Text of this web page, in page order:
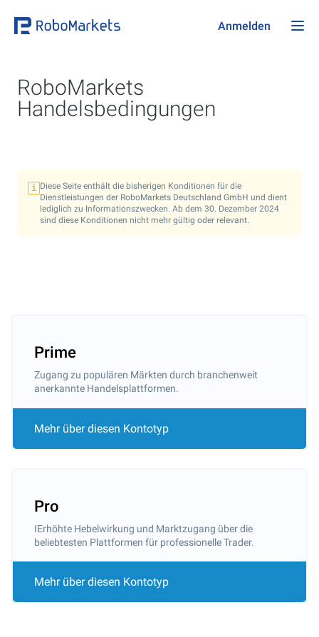
Anmelden
RoboMarkets
Handelsbedingungen
i Diese Seite enthält die bisherigen Konditionen für die
Dienstleistungen der RoboMarkets Deutschland GmbH und dient
lediglich zu Informationszwecken. Ab dem 30. Dezember 2024
sind diese Konditionen nicht mehr gültig oder relevant.
Prime
Zugang zu populären Märkten durch branchenweit
anerkannte Handelsplattformen.
Mehr über diesen Kontotyp
Pro
IErhöhte Hebelwirkung und Marktzugang über die
beliebtesten Plattformen für professionelle Trader.
Mehr über diesen Kontotyp